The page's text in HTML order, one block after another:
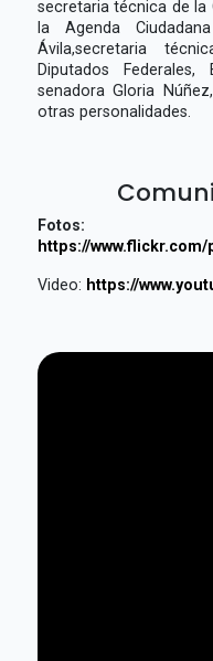
secretaria técnica de la
la Agenda
Ávila,secretaria
Diputados
senadora Gloria
otras personalidades.
Fotos:
https://
Video: https://